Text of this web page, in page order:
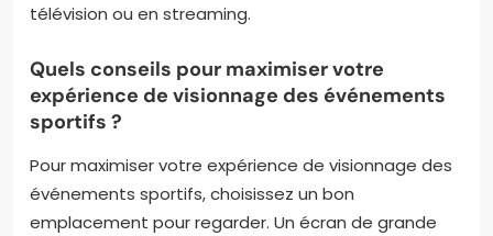
télévision ou en streaming.
Quels conseils pour maximiser votre
expérience de visionnage des événements
sportifs ?
Pour maximiser votre expérience de visionnage des
événements sportifs, choisissez un bon
emplacement pour regarder. Un écran de grande